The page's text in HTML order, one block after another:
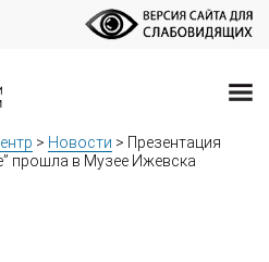
> Новости > Презентация
прошла в Музее Ижевска